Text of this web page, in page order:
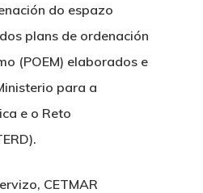
do espazo
plans de ordenación
(POEM) elaborados e
para a
e o Reto
CETMAR